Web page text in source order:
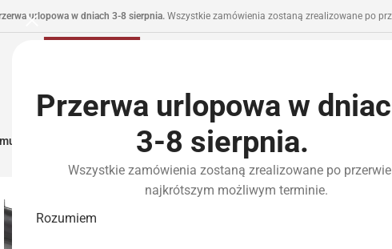
Przerwa urlopowa w
3-8 sierpnia.
Wszystkie zamówienia zostaną zrealizowane po
najkrótszym możliwym terminie.
Rozumiem
urlopowa w dniach 3-8 sierpnia. Wszystkie zamówienia zostaną zrealizowane po
I Zasilanie Części I Tuning HPAWyposażenie Taktyczne